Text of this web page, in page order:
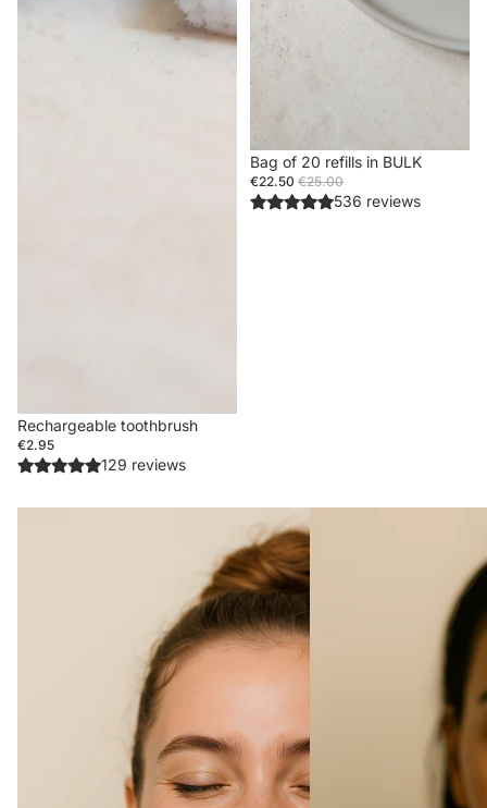
Rechargeable toothbrush
€2.95
129 reviews
Sale
Bag of 20 refills in BULK
€22.50 €25.00
536 reviews